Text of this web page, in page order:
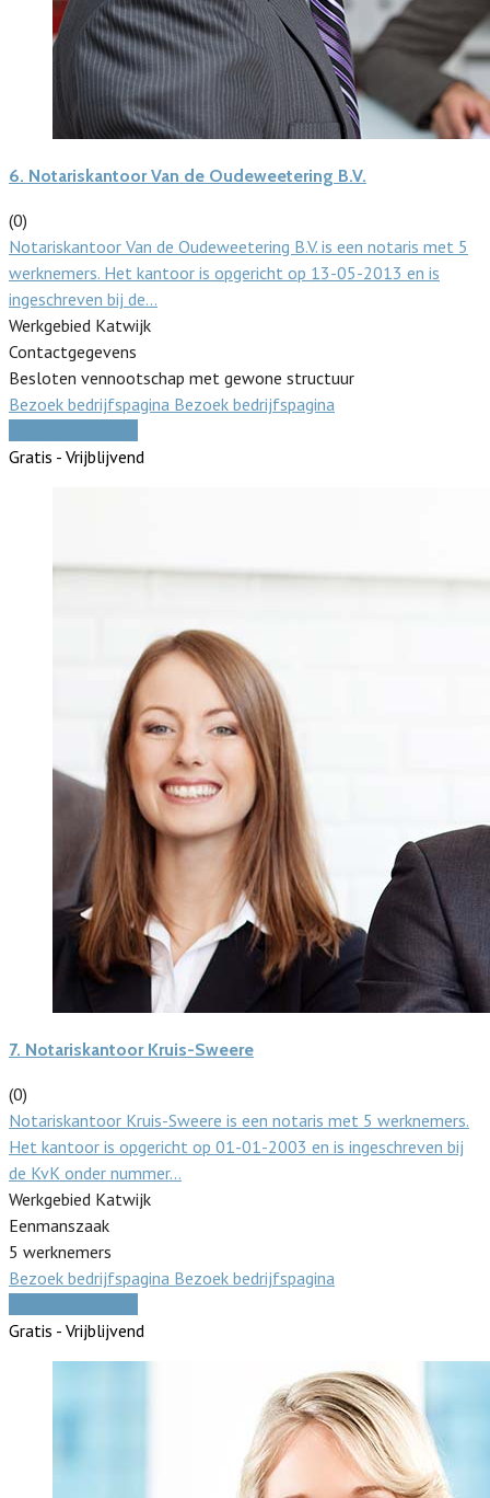
6. Notariskantoor Van de Oudeweetering B.V.
(0)
Notariskantoor Van de Oudeweetering B.V. is een notaris met 5
werknemers. Het kantoor is opgericht op 13-05-2013 en is
ingeschreven bij de…
Werkgebied Katwijk
Contactgegevens
Besloten vennootschap met gewone structuur
Bezoek bedrijfspagina Bezoek bedrijfspagina
Gratis - Vrijblijvend
7. Notariskantoor Kruis-Sweere
(0)
Notariskantoor Kruis-Sweere is een notaris met 5 werknemers.
Het kantoor is opgericht op 01-01-2003 en is ingeschreven bij
de KvK onder nummer…
Werkgebied Katwijk
Eenmanszaak
5 werknemers
Bezoek bedrijfspagina Bezoek bedrijfspagina
Gratis - Vrijblijvend